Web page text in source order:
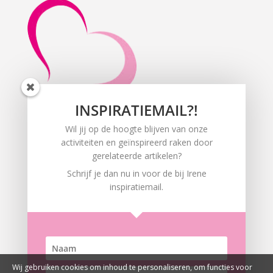
Praktijk:
7102 BC Winterswijk
06 2427 4766
Veiligheid:
Algemene voorwaarden
INSPIRATIEMAIL?!
Wil jij op de hoogte blijven van onze
activiteiten en geïnspireerd raken door
gerelateerde artikelen?
Schrijf je dan nu in voor de bij Irene
inspiratiemail.
Wij gebruiken cookies om inhoud te personaliseren, om functies voor